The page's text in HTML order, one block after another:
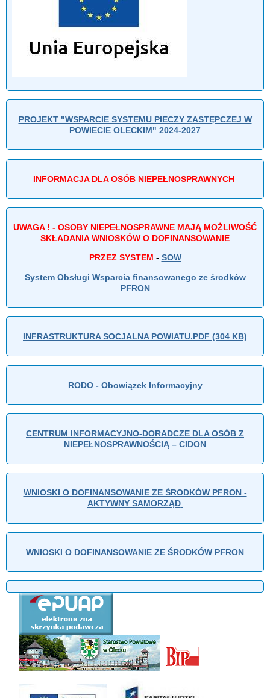
PROJEKT "WSPARCIE SYSTEMU PIECZY ZASTĘPCZEJ W
POWIECIE OLECKIM" 2024-2027
INFORMACJA DLA OSÓB NIEPEŁNOSPRAWNYCH
UWAGA ! - OSOBY NIEPEŁNOSPRAWNE MAJĄ MOŻLIWOŚĆ
SKŁADANIA WNIOSKÓW O DOFINANSOWANIE
PRZEZ SYSTEM - SOW
System Obsługi Wsparcia finansowanego ze środków
PFRON
INFRASTRUKTURA SOCJALNA POWIATU.PDF (304 KB)
RODO - Obowiązek Informacyjny
CENTRUM INFORMACYJNO-DORADCZE DLA OSÓB Z
NIEPEŁNOSPRAWNOŚCIĄ – CIDON
WNIOSKI O DOFINANSOWANIE ZE ŚRODKÓW PFRON -
AKTYWNY SAMORZĄD
WNIOSKI O DOFINANSOWANIE ZE ŚRODKÓW PFRON